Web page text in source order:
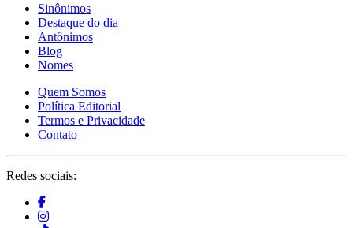
Sinônimos
Destaque do dia
Antônimos
Blog
Nomes
Quem Somos
Política Editorial
Termos e Privacidade
Contato
Redes sociais: